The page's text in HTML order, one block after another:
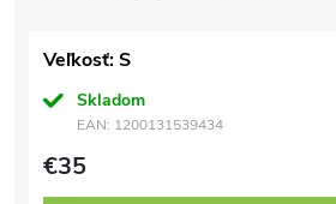
Veľkosť: S
Skladom
EAN: 1200131539434
€35